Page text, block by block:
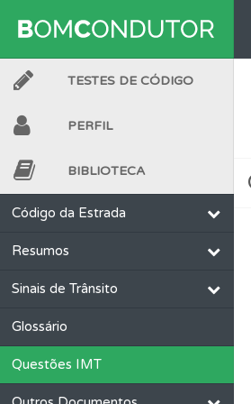
TESTES DE CÓDIGO
PERFIL
BIBLIOTECA
Código da Estrada
Resumos
Sinais de Trânsito
Glossário
Questões IMT